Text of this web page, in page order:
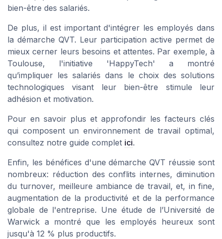
bien-être des salariés.
De plus, il est important d'intégrer les employés dans
la démarche QVT. Leur participation active permet de
mieux cerner leurs besoins et attentes. Par exemple, à
Toulouse, l'initiative 'HappyTech' a montré
qu’impliquer les salariés dans le choix des solutions
technologiques visant leur bien-être stimule leur
adhésion et motivation.
Pour en savoir plus et approfondir les facteurs clés
qui composent un environnement de travail optimal,
consultez notre guide complet ici.
Enfin, les bénéfices d'une démarche QVT réussie sont
nombreux: réduction des conflits internes, diminution
du turnover, meilleure ambiance de travail, et, in fine,
augmentation de la productivité et de la performance
globale de l'entreprise. Une étude de l’Université de
Warwick a montré que les employés heureux sont
jusqu'à 12 % plus productifs.